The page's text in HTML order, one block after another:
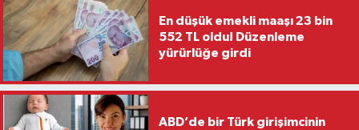
En düşük emekli maaşı 23 bin
552 TL oldu! Düzenleme
yürürlüğe girdi
ABD’de bir Türk girişimcinin